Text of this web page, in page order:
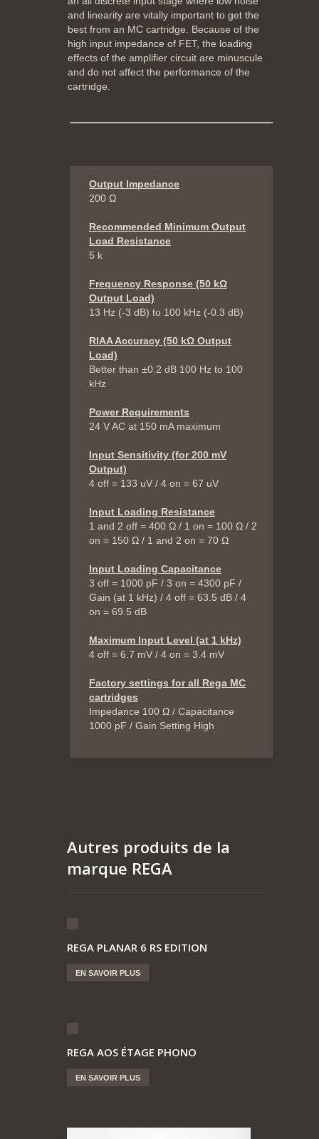
and linearity are vitally important to get the
best from an MC cartridge. Because of the
high input impedance of FET, the loading
effects of the amplifier circuit are minuscule
and do not affect the performance of the
cartridge.
Output Impedance
200 Ω
Recommended Minimum Output
Load Resistance
5 k
Frequency Response (50 kΩ
Output Load)
13 Hz (-3 dB) to 100 kHz (-0.3 dB)
RIAA Accuracy (50 kΩ Output
Load)
Better than ±0.2 dB 100 Hz to 100
kHz
Power Requirements
24 V AC at 150 mA maximum
Input Sensitivity (for 200 mV
Output)
4 off = 133 uV / 4 on = 67 uV
Input Loading Resistance
1 and 2 off = 400 Ω / 1 on = 100 Ω / 2
on = 150 Ω / 1 and 2 on = 70 Ω
Input Loading Capacitance
3 off = 1000 pF / 3 on = 4300 pF /
Gain (at 1 kHz) / 4 off = 63.5 dB / 4
on = 69.5 dB
Maximum Input Level (at 1 kHz)
4 off = 6.7 mV / 4 on = 3.4 mV
Factory settings for all Rega MC
cartridges
Impedance 100 Ω / Capacitance
1000 pF / Gain Setting High
Autres produits de la
marque REGA
REGA PLANAR 6 RS EDITION
EN SAVOIR PLUS
REGA AOS ÉTAGE PHONO
EN SAVOIR PLUS